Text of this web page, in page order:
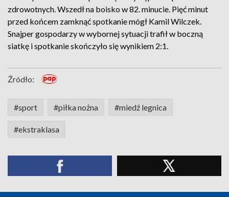
zdrowotnych. Wszedł na boisko w 82. minucie. Pięć minut
przed końcem zamknąć spotkanie mógł Kamil Wilczek.
Snajper gospodarzy w wybornej sytuacji trafił w boczną
siatkę i spotkanie skończyło się wynikiem 2:1.
Źródło:
#sport #piłka nożna #miedź legnica
#ekstraklasa